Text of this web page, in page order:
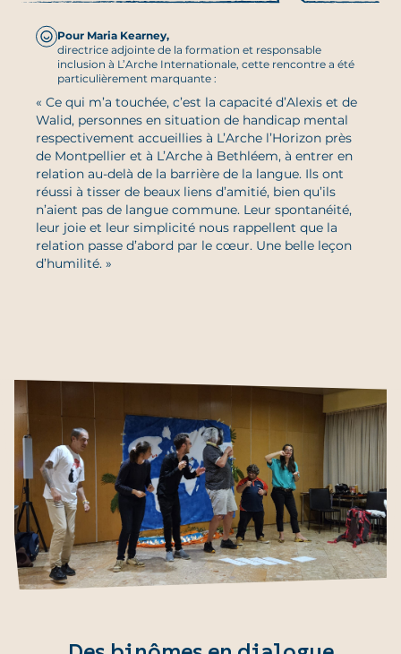
Pour Maria Kearney,
directrice adjointe de la formation et responsable
inclusion à L’Arche Internationale, cette rencontre a été
particulièrement marquante :
« Ce qui m’a touchée, c’est la capacité d’Alexis et de
Walid, personnes en situation de handicap mental
respectivement accueillies à L’Arche l’Horizon près
de Montpellier et à L’Arche à Bethléem, à entrer en
relation au-delà de la barrière de la langue. Ils ont
réussi à tisser de beaux liens d’amitié, bien qu’ils
n’aient pas de langue commune. Leur spontanéité,
leur joie et leur simplicité nous rappellent que la
relation passe d’abord par le cœur. Une belle leçon
d’humilité. »